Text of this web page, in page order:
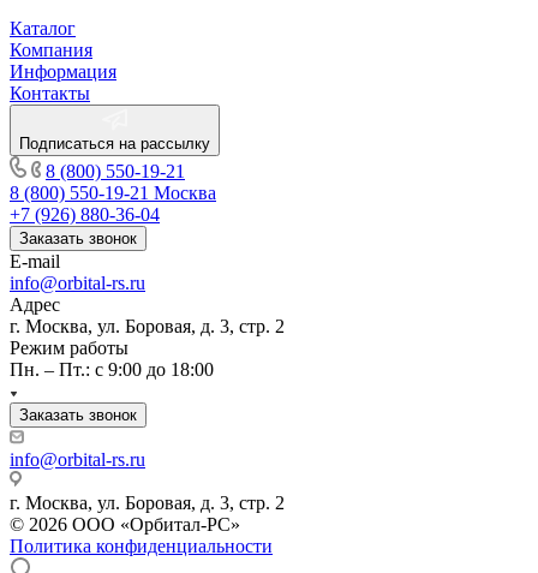
Каталог
Компания
Информация
Контакты
Подписаться на рассылку
8 (800) 550-19-21
8 (800) 550-19-21 Москва
+7 (926) 880-36-04
Заказать звонок
E-mail
info@orbital-rs.ru
Адрес
г. Москва, ул. Боровая, д. 3, стр. 2
Режим работы
Пн. – Пт.: с 9:00 до 18:00
Заказать звонок
info@orbital-rs.ru
г. Москва, ул. Боровая, д. 3, стр. 2
© 2026 ООО «Орбитал-РС»
Политика конфиденциальности